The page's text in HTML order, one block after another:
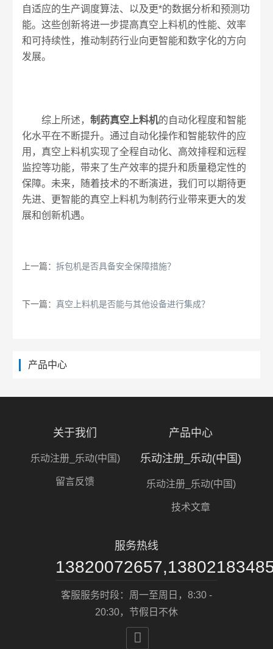
自适应的生产调度算法、以及更*的数据分析和预测功
能。这些创新将进一步提高真空上料机的性能、效率
和可持续性，推动制药行业向更智能和数字化的方向
发展。
综上所述，制药真空上料机的自动化程度和智能
化水平在不断提升。通过自动化操作和智能软件的应
用，真空上料机实现了全程自动化、高效排程和远程
监控等功能，带来了生产效率的提升和质量稳定性的
保障。未来，随着技术的不断演进，我们可以期待更
先进、更智能的真空上料机为制药行业带来更大的发
展和创新机遇。
上一篇：拆包机是否具备安全保障措施？
下一篇：真空上料机是否能与其他设备进行集成？
产品中心
关于我们
乐动注册_乐动(中国)
留言反馈
产品中心
乐动注册_乐动(中国)
乐动注册_乐动(中国)
技术文章
服务热线
客服服务时段：周一至周日，8:30 -
20:30，节假日不休
